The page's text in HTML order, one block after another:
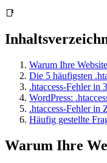
📑
Warum Ihre
Die 5 häufigsten
.htaccess-Fehler in
WordPress:
.htaccess-Fehler in
Häufig gestellte
Warum Ihre